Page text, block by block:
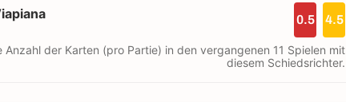
0.5 4.5
Anzahl der Karten (pro Partie) in den vergangenen 11 Spielen mit
diesem Schiedsrichter.